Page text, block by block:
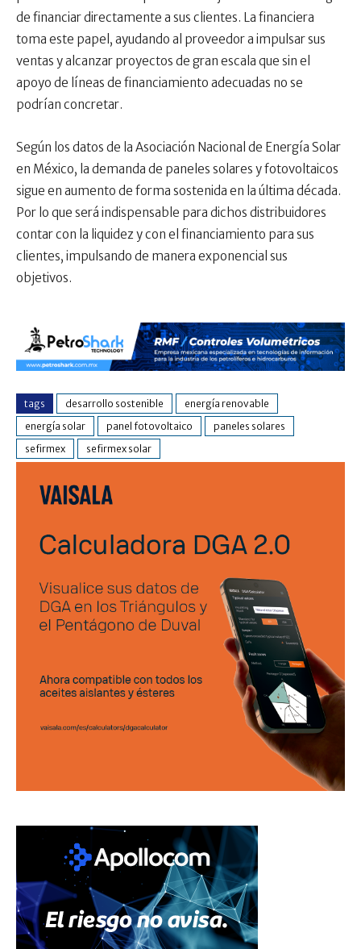
de financiar directamente a sus clientes. La financiera
toma este papel, ayudando al proveedor a impulsar sus
ventas y alcanzar proyectos de gran escala que sin el
apoyo de líneas de financiamiento adecuadas no se
podrían concretar.
Según los datos de la Asociación Nacional de Energía Solar
en México, la demanda de paneles solares y fotovoltaicos
sigue en aumento de forma sostenida en la última década.
Por lo que será indispensable para dichos distribuidores
contar con la liquidez y con el financiamiento para sus
clientes, impulsando de manera exponencial sus
objetivos.
tags desarrollo sostenible
energía renovable
energía solar
panel fotovoltaico
paneles solares
sefirmex
sefirmex solar